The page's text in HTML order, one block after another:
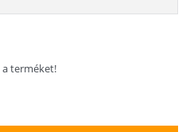
a terméket!